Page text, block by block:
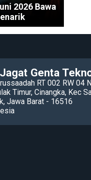
2026 Bawa
Genta
RT 002 RW 04
Timur, Cinangka, Kec
Jawa Barat - 16516